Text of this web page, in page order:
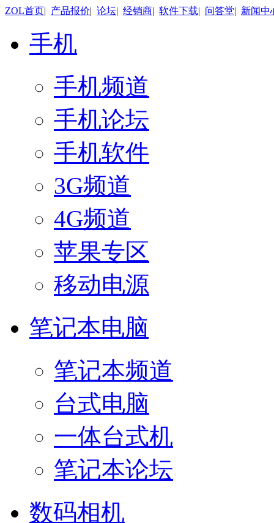
ZOL首页| 产品报价| 论坛| 经销商| 软件下载| 问答堂| 新闻中
手机
手机频道
手机论坛
手机软件
3G频道
4G频道
苹果专区
移动电源
笔记本电脑
笔记本频道
台式电脑
一体台式机
笔记本论坛
数码相机